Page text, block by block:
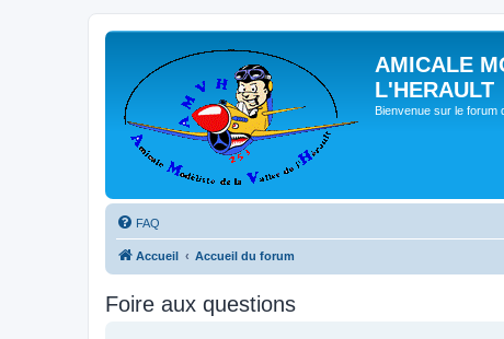
AMICALE
L'HERAULT
Bienvenue sur le forum
FAQ
Accueil Accueil du forum
Foire aux questions